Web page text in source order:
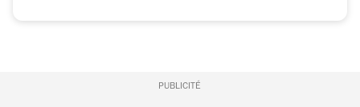
PUBLICITÉ